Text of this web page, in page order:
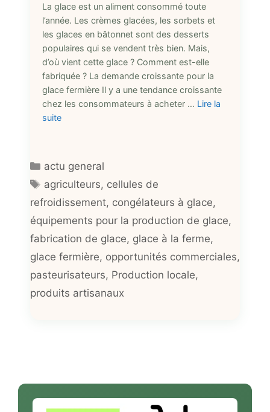
La glace est un aliment consommé toute
l’année. Les crèmes glacées, les sorbets et
les glaces en bâtonnet sont des desserts
populaires qui se vendent très bien. Mais,
d’où vient cette glace ? Comment est-elle
fabriquée ? La demande croissante pour la
glace fermière Il y a une tendance croissante
chez les consommateurs à acheter … Lire la
suite
Catégories
actu general
Étiquettes
agriculteurs, cellules de
refroidissement, congélateurs à glace,
équipements pour la production de glace,
fabrication de glace, glace à la ferme,
glace fermière, opportunités commerciales,
pasteurisateurs, Production locale,
produits artisanaux